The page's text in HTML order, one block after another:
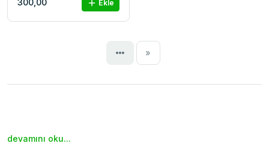
300,00 Ekle
»
devamını oku...